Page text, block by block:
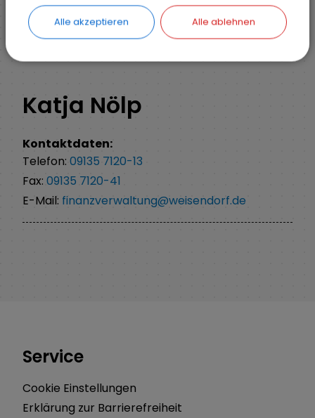
ZURÜCK
Katja Nölp
Kontaktdaten:
Telefon: 09135 7120-13
Fax: 09135 7120-41
E-Mail: finanzverwaltung@weisendorf.de
Service
Cookie Einstellungen
Erklärung zur Barrierefreiheit
Alle akzeptieren Alle ablehnen